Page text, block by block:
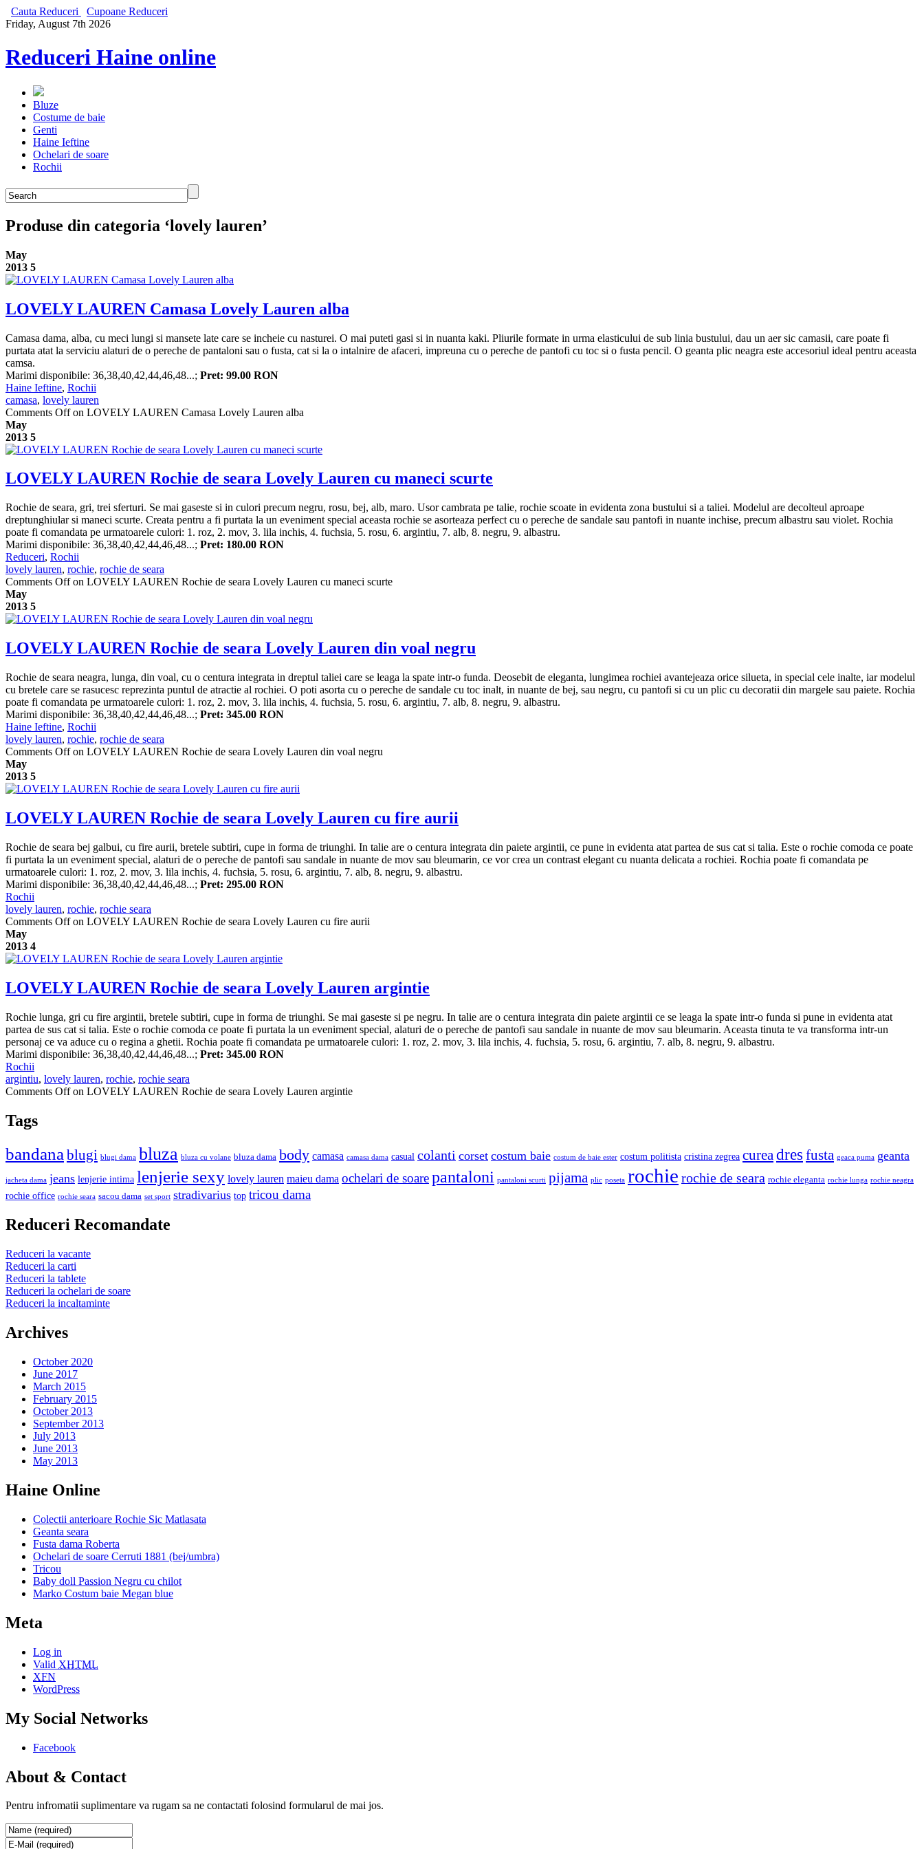
Cauta Reduceri
Cupoane Reduceri
Friday, August 7th 2026
Reduceri Haine online
Bluze
Costume de baie
Genti
Haine Ieftine
Ochelari de soare
Rochii
Produse din categoria ‘lovely lauren’
May
2013 5
LOVELY LAUREN Camasa Lovely Lauren alba
Camasa dama, alba, cu meci lungi si mansete late care se incheie cu nasturei. O mai puteti gasi si in nuanta kaki. Pliurile formate in urma elasticului de sub linia bustului, dau un aer sic camasii, care poate fi
purtata atat la serviciu alaturi de o pereche de pantaloni sau o fusta, cat si la o intalnire de afaceri, impreuna cu o pereche de pantofi cu toc si o fusta pencil. O geanta plic neagra este accesoriul ideal pentru aceasta
camsa.
Marimi disponibile: 36,38,40,42,44,46,48...; Pret: 99.00 RON
Haine Ieftine, Rochii
camasa, lovely lauren
Comments Offon LOVELY LAUREN Camasa Lovely Lauren alba
May
2013 5
LOVELY LAUREN Rochie de seara Lovely Lauren cu maneci scurte
Rochie de seara, gri, trei sferturi. Se mai gaseste si in culori precum negru, rosu, bej, alb, maro. Usor cambrata pe talie, rochie scoate in evidenta zona bustului si a taliei. Modelul are decolteul aproape
dreptunghiular si maneci scurte. Creata pentru a fi purtata la un eveniment special aceasta rochie se asorteaza perfect cu o pereche de sandale sau pantofi in nuante inchise, precum albastru sau violet. Rochia
poate fi comandata pe urmatoarele culori: 1. roz, 2. mov, 3. lila inchis, 4. fuchsia, 5. rosu, 6. argintiu, 7. alb, 8. negru, 9. albastru.
Marimi disponibile: 36,38,40,42,44,46,48...; Pret: 180.00 RON
Reduceri, Rochii
lovely lauren, rochie, rochie de seara
Comments Offon LOVELY LAUREN Rochie de seara Lovely Lauren cu maneci scurte
May
2013 5
LOVELY LAUREN Rochie de seara Lovely Lauren din voal negru
Rochie de seara neagra, lunga, din voal, cu o centura integrata in dreptul taliei care se leaga la spate intr-o funda. Deosebit de eleganta, lungimea rochiei avantejeaza orice silueta, in special cele inalte, iar modelul
cu bretele care se rasucesc reprezinta puntul de atractie al rochiei. O poti asorta cu o pereche de sandale cu toc inalt, in nuante de bej, sau negru, cu pantofi si cu un plic cu decoratii din margele sau paiete. Rochia
poate fi comandata pe urmatoarele culori: 1. roz, 2. mov, 3. lila inchis, 4. fuchsia, 5. rosu, 6. argintiu, 7. alb, 8. negru, 9. albastru.
Marimi disponibile: 36,38,40,42,44,46,48...; Pret: 345.00 RON
Haine Ieftine, Rochii
lovely lauren, rochie, rochie de seara
Comments Offon LOVELY LAUREN Rochie de seara Lovely Lauren din voal negru
May
2013 5
LOVELY LAUREN Rochie de seara Lovely Lauren cu fire aurii
Rochie de seara bej galbui, cu fire aurii, bretele subtiri, cupe in forma de triunghi. In talie are o centura integrata din paiete argintii, ce pune in evidenta atat partea de sus cat si talia. Este o rochie comoda ce poate
fi purtata la un eveniment special, alaturi de o pereche de pantofi sau sandale in nuante de mov sau bleumarin, ce vor crea un contrast elegant cu nuanta delicata a rochiei. Rochia poate fi comandata pe
urmatoarele culori: 1. roz, 2. mov, 3. lila inchis, 4. fuchsia, 5. rosu, 6. argintiu, 7. alb, 8. negru, 9. albastru.
Marimi disponibile: 36,38,40,42,44,46,48...; Pret: 295.00 RON
Rochii
lovely lauren, rochie, rochie seara
Comments Offon LOVELY LAUREN Rochie de seara Lovely Lauren cu fire aurii
May
2013 4
LOVELY LAUREN Rochie de seara Lovely Lauren argintie
Rochie lunga, gri cu fire argintii, bretele subtiri, cupe in forma de triunghi. Se mai gaseste si pe negru. In talie are o centura integrata din paiete argintii ce se leaga la spate intr-o funda si pune in evidenta atat
partea de sus cat si talia. Este o rochie comoda ce poate fi purtata la un eveniment special, alaturi de o pereche de pantofi sau sandale in nuante de mov sau bleumarin. Aceasta tinuta te va transforma intr-un
personaj ce va aduce cu o regina a ghetii. Rochia poate fi comandata pe urmatoarele culori: 1. roz, 2. mov, 3. lila inchis, 4. fuchsia, 5. rosu, 6. argintiu, 7. alb, 8. negru, 9. albastru.
Marimi disponibile: 36,38,40,42,44,46,48...; Pret: 345.00 RON
Rochii
argintiu, lovely lauren, rochie, rochie seara
Comments Offon LOVELY LAUREN Rochie de seara Lovely Lauren argintie
Tags
bandana blugi blugi dama bluza bluza cu volane bluza dama body camasa camasa dama casual colanti corset costum baie costum de baie ester costum politista cristina zegrea curea dres fusta geaca puma geanta
jacheta dama jeans lenjerie intima lenjerie sexy lovely lauren maieu dama ochelari de soarepantaloni pantaloni scurti pijama plic poseta rochie rochie de seara rochie eleganta rochie lunga rochie neagra
rochie office rochie seara sacou dama set sport stradivarius top tricou dama
Reduceri Recomandate
Reduceri la vacante
Reduceri la carti
Reduceri la tablete
Reduceri la ochelari de soare
Reduceri la incaltaminte
Archives
October 2020
June 2017
March 2015
February 2015
October 2013
September 2013
July 2013
June 2013
May 2013
Haine Online
Colectii anterioare Rochie Sic Matlasata
Geanta seara
Fusta dama Roberta
Ochelari de soare Cerruti 1881 (bej/umbra)
Tricou
Baby doll Passion Negru cu chilot
Marko Costum baie Megan blue
Meta
Log in
Valid XHTML
XFN
WordPress
My Social Networks
Facebook
About & Contact
Pentru infromatii suplimentare va rugam sa ne contactati folosind formularul de mai jos.